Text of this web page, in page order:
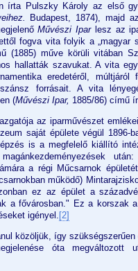
írta Pulszky Károly az első
Budapest, 1874), majd
Művészi Ipar lesz az
fogva vita folyik a „magyar
(1885) műve körüli vitában
hallatták szavukat. A vita
eredetéről, múltjáról
forrásait. A vita
(Művészi Ipar, 1885/86) című
az iparművészet
saját épülete végül 1896-
is a megfelelő kiállító
után:
a régi Műcsarnok
működő)
ez az épület a
a fővárosban." Ez a korszak
igényel. [2]
közöljük, így szükségszerűen
óta megváltozott